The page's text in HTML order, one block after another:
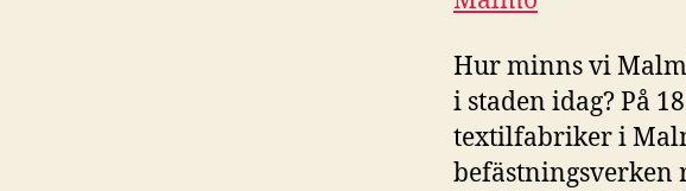
Hur minns vi
i staden idag? På
textilfabriker i
befästningsverken